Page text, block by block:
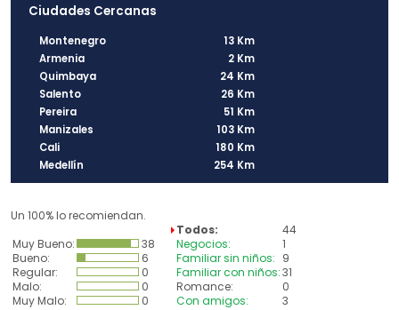
Ciudades Cercanas
Montenegro
13 Km
Armenia
2 Km
Quimbaya
24 Km
Salento
26 Km
Pereira
51 Km
Manizales
103 Km
Cali
180 Km
Medellín
254 Km
Un 100% lo recomiendan.
Todos:
44
Muy Bueno:
38 Negocios:
1
Bueno:
6 Familiar sin niños: 9
Regular:
0 Familiar con niños:31
Malo:
0 Romance:
0
Muy Malo:
0 Con amigos: 3